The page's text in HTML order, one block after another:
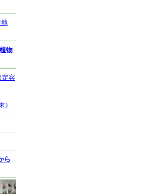
物
定容
ら